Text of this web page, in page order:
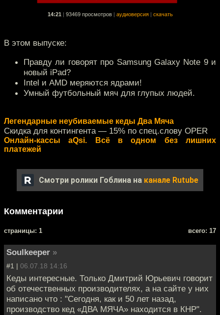
14:21 93469 просмотров аудиоверсия скачать
В этом выпуске:
Правду ли говорят про Samsung Galaxy Note 9 и
новый iPad?
Intel и AMD меряются ядрами!
Умный футбольный мяч для глупых людей.
Легендарные неубиваемые кеды Два Мяча
Скидка для контингента — 15% по спец.слову OPER
Онлайн-кассы aQsi. Всё в одном без лишних
платежей
Смотри ролики Гоблина на канале Rutube
Комментарии
cтраницы: 1 всего: 17
Soulkeeper »
#1 | 06.07.18 14:16
Кеды интересные. Только Дмитрий Юрьевич говорит
об отечественных производителях, а на сайте у них
написано что : "Сегодня, как и 50 лет назад,
производство кед «ДВА МЯЧА» находится в КНР".